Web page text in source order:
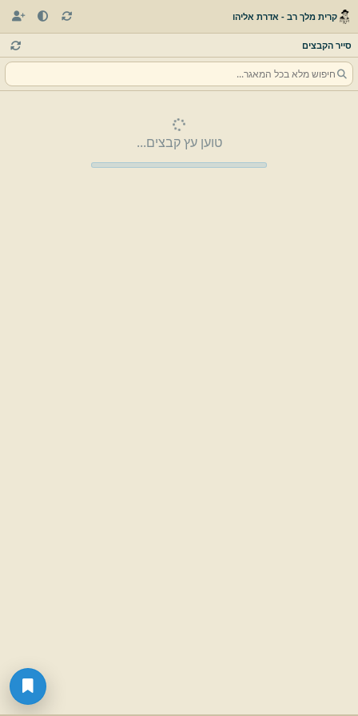
קרית מלך רב - אדרת אליהו
סייר הקבצים
טוען עץ קבצים...